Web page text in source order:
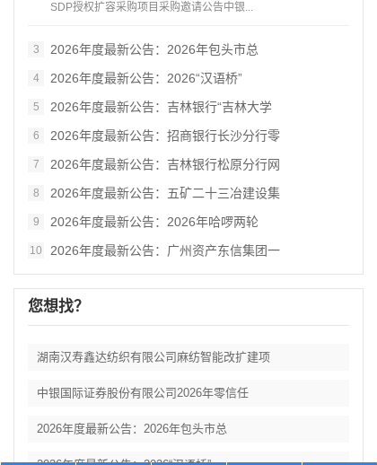
SDP授权扩容采购项目采购邀请公告中银...
3 2026年度最新公告：2026年包头市总
4 2026年度最新公告：2026“汉语桥”
5 2026年度最新公告：吉林银行“吉林大学
6 2026年度最新公告：招商银行长沙分行零
7 2026年度最新公告：吉林银行松原分行网
8 2026年度最新公告：五矿二十三冶建设集
9 2026年度最新公告：2026年哈啰两轮
10 2026年度最新公告：广州资产东信集团一
您想找？
湖南汉寿鑫达纺织有限公司麻纺智能改扩建项
中银国际证券股份有限公司2026年零信任
2026年度最新公告：2026年包头市总